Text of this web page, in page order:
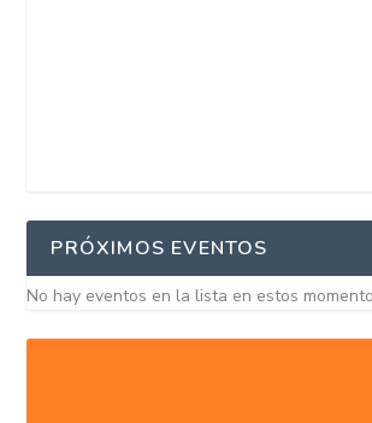
PRÓXIMOS EVENTOS
No hay eventos en la lista en estos